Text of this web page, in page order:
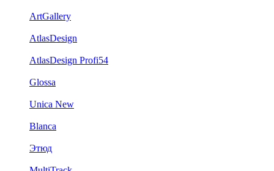
ArtGallery
AtlasDesign
AtlasDesign Profi54
Glossa
Unica New
Blanca
Этюд